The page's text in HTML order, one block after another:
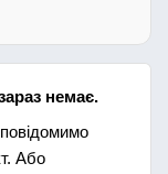
немає.
Або